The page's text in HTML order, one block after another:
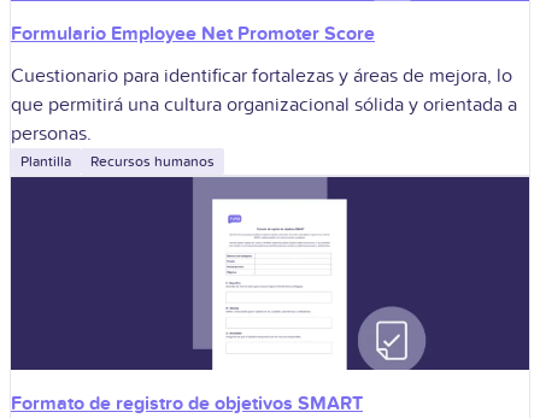
Formulario Employee Net Promoter Score
Cuestionario para identificar fortalezas y áreas de mejora, lo
que permitirá una cultura organizacional sólida y orientada a
personas.
Plantilla Recursos humanos
Formato de registro de objetivos SMART